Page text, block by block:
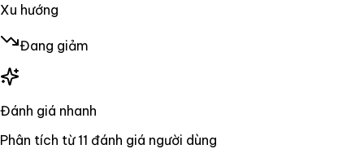
Xu hướng
Đang giảm
Đánh giá nhanh
Phân tích từ11 đánh giá người dùng